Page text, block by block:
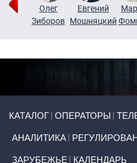
Олег
Зиборов
Евгений
Мошняцкий
КАТАЛОГ ОПЕРАТОРЫ
АНАЛИТИКА
ЗАРУБЕЖЬЕ КАЛЕНДАРЬ